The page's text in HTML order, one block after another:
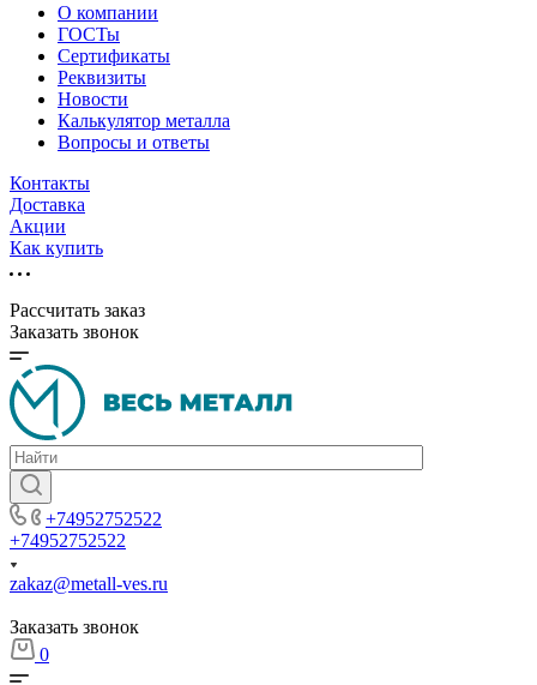
О компании
ГОСТы
Сертификаты
Реквизиты
Новости
Калькулятор металла
Вопросы и ответы
Контакты
Доставка
Акции
Как купить
Рассчитать заказ
Заказать звонок
+74952752522
+74952752522
zakaz@metall-ves.ru
Заказать звонок
0